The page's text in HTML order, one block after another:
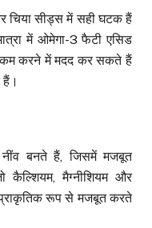
चिया सीड्स में सही घटक हैं
में ओमेगा-3 फैटी एसिड
कम करने में मदद कर सकते हैं
बनते हैं, जिसमें मजबूत
मैग्नीशियम और
रूप से मजबूत करते